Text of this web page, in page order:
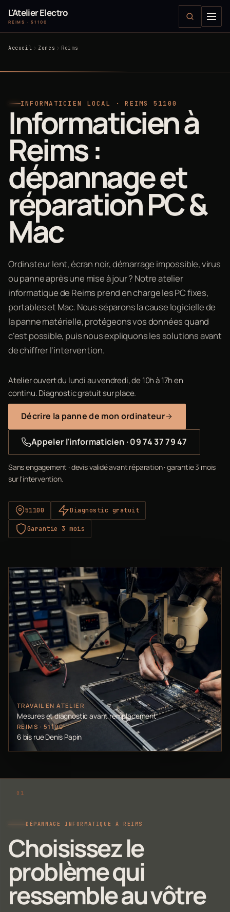
L'Atelier Electro
REIMS · 51100
Accueil Zones Reims
INFORMATICIEN LOCAL · REIMS 51100
Informaticien à
Reims :
dépannage et
réparation PC &
Mac
Ordinateur lent, écran noir, démarrage impossible, virus
ou panne après une mise à jour ? Notre atelier
informatique de Reims prend en charge les PC fixes,
portables et Mac. Nous séparons la cause logicielle de
la panne matérielle, protégeons vos données quand
c'est possible, puis nous expliquons les solutions avant
de chiffrer l'intervention.
Atelier ouvert du lundi au vendredi, de 10h à 17h en
continu. Diagnostic gratuit sur place.
Décrire la panne de mon ordinateur
Appeler l'informaticien · 09 74 37 79 47
Sans engagement · devis validé avant réparation · garantie 3 mois
sur l'intervention.
51100 Diagnostic gratuit
Garantie 3 mois
TRAVAIL EN ATELIER
Mesures et diagnostic avant remplacement
REIMS · 51100
6 bis rue Denis Papin
DÉPANNAGE INFORMATIQUE À REIMS
Choisissez le
problème qui
ressemble au vôtre